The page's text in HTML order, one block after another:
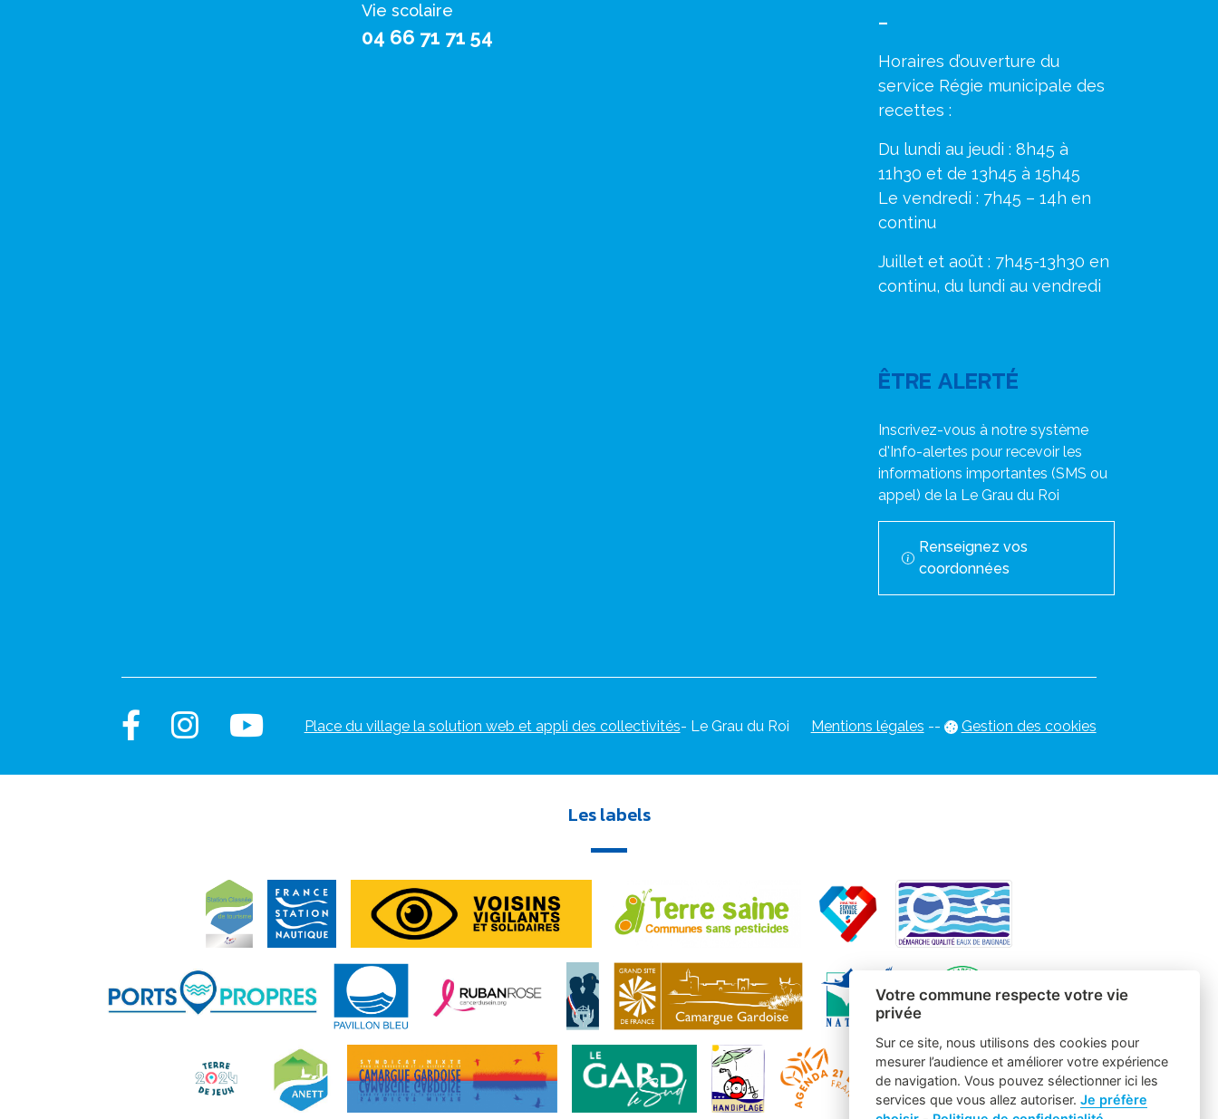
Vie scolaire
04 66 71 71 54
–
Horaires d’ouverture du
service Régie municipale des
recettes :
Du lundi au jeudi : 8h45 à
11h30 et de 13h45 à 15h45
Le vendredi : 7h45 – 14h en
continu
Juillet et août : 7h45-13h30 en
continu, du lundi au vendredi
ÊTRE ALERTÉ
Inscrivez-vous à notre système
d'Info-alertes pour recevoir les
informations importantes (SMS ou
appel) de la Le Grau du Roi
Renseignez vos
coordonnées
Place du village la solution web et appli des collectivités- Le Grau du Roi Mentions légales -- Gestion des cookies
Les labels
Votre commune respecte votre vie
privée
Sur ce site, nous utilisons des cookies pour
mesurer l’audience et améliorer votre expérience
de navigation. Vous pouvez sélectionner ici les
services que vous allez autoriser. Je préfère